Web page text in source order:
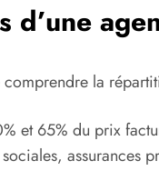
d’une
la
et 65% du prix
assurances